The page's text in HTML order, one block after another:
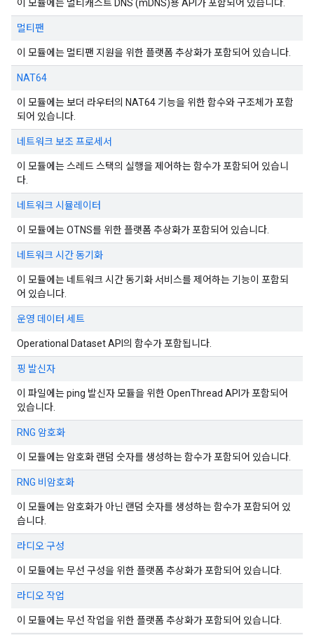
이 모듈에는 멀티캐스트 DNS (mDNS)용 API가 포함되어 있습니다.
멀티팬
이 모듈에는 멀티팬 지원을 위한 플랫폼 추상화가 포함되어 있습니다.
NAT64
이 모듈에는 보더 라우터의 NAT64 기능을 위한 함수와 구조체가 포함
되어 있습니다.
네트워크 보조 프로세서
이 모듈에는 스레드 스택의 실행을 제어하는 함수가 포함되어 있습니
다.
네트워크 시뮬레이터
이 모듈에는 OTNS를 위한 플랫폼 추상화가 포함되어 있습니다.
네트워크 시간 동기화
이 모듈에는 네트워크 시간 동기화 서비스를 제어하는 기능이 포함되
어 있습니다.
운영 데이터 세트
Operational Dataset API의 함수가 포함됩니다.
핑 발신자
이 파일에는 ping 발신자 모듈을 위한 OpenThread API가 포함되어
있습니다.
RNG 암호화
이 모듈에는 암호화 랜덤 숫자를 생성하는 함수가 포함되어 있습니다.
RNG 비암호화
이 모듈에는 암호화가 아닌 랜덤 숫자를 생성하는 함수가 포함되어 있
습니다.
라디오 구성
이 모듈에는 무선 구성을 위한 플랫폼 추상화가 포함되어 있습니다.
라디오 작업
이 모듈에는 무선 작업을 위한 플랫폼 추상화가 포함되어 있습니다.